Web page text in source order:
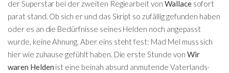
der Superstar bei der zweiten Regiearbeit von Wallace sofort
parat stand. Ob sich er und das Skript so zufällig gefunden haben
oder es an die Bedürfnisse seines Helden noch angepasst
wurde, keine Ahnung. Aber eins steht fest: Mad Mel muss sich
hier wie zuhause gefühlt haben. Die erste Stunde von Wir
waren Helden ist eine beinah absurd anmutende Vaterlands-